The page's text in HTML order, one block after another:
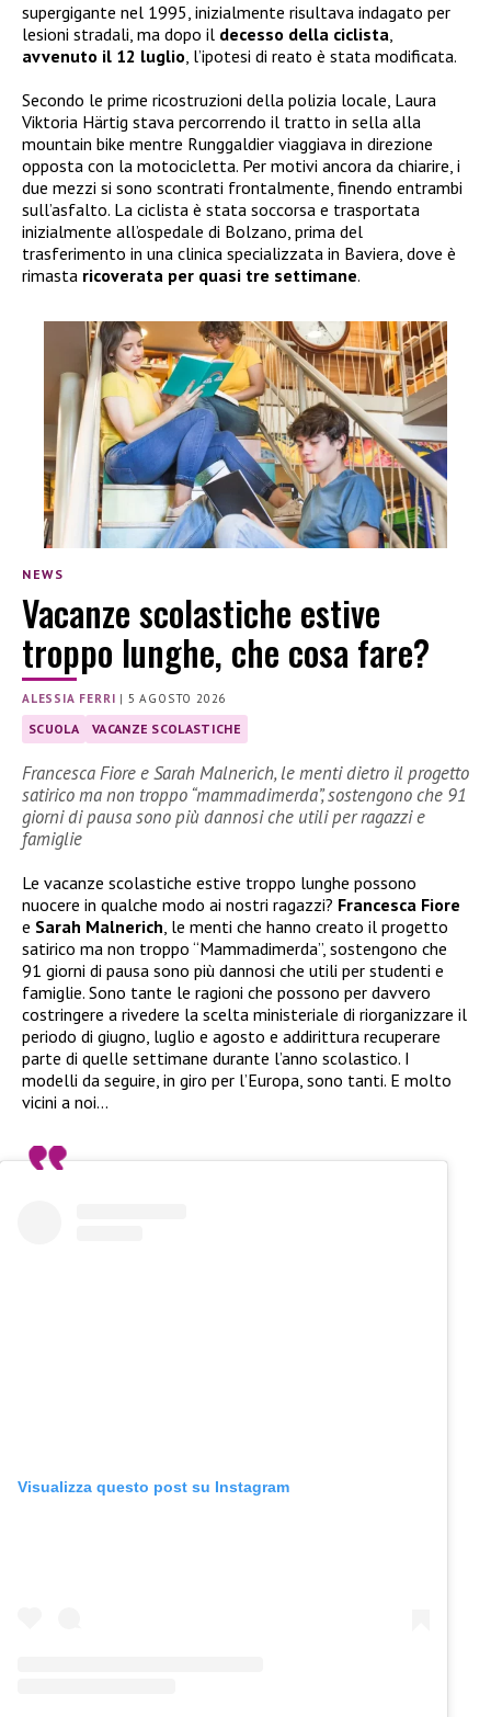
supergigante nel 1995, inizialmente risultava indagato per
lesioni stradali, ma dopo il decesso della ciclista,
avvenuto il 12 luglio, l’ipotesi di reato è stata modificata.
Secondo le prime ricostruzioni della polizia locale, Laura
Viktoria Härtig stava percorrendo il tratto in sella alla
mountain bike mentre Runggaldier viaggiava in direzione
opposta con la motocicletta. Per motivi ancora da chiarire, i
due mezzi si sono scontrati frontalmente, finendo entrambi
sull’asfalto. La ciclista è stata soccorsa e trasportata
inizialmente all’ospedale di Bolzano, prima del
trasferimento in una clinica specializzata in Baviera, dove è
rimasta ricoverata per quasi tre settimane.
NEWS
Vacanze scolastiche estive
troppo lunghe, che cosa fare?
ALESSIA FERRI | 5 AGOSTO 2026
SCUOLA VACANZE SCOLASTICHE
Francesca Fiore e Sarah Malnerich, le menti dietro il progetto
satirico ma non troppo “mammadimerda”, sostengono che 91
giorni di pausa sono più dannosi che utili per ragazzi e
famiglie
Le vacanze scolastiche estive troppo lunghe possono
nuocere in qualche modo ai nostri ragazzi? Francesca Fiore
e Sarah Malnerich , le menti che hanno creato il progetto
satirico ma non troppo “Mammadimerda”, sostengono che
91 giorni di pausa sono più dannosi che utili per studenti e
famiglie. Sono tante le ragioni che possono per davvero
costringere a rivedere la scelta ministeriale di riorganizzare il
periodo di giugno, luglio e agosto e addirittura recuperare
parte di quelle settimane durante l’anno scolastico. I
modelli da seguire, in giro per l’Europa, sono tanti. E molto
vicini a noi…
Visualizza questo post su Instagram